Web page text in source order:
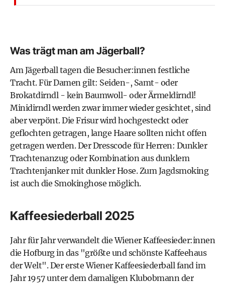
Was trägt man am Jägerball?
Am Jägerball tagen die Besucher:innen festliche
Tracht. Für Damen gilt: Seiden-, Samt- oder
Brokatdirndl - kein Baumwoll- oder Ärmeldirndl!
Minidirndl werden zwar immer wieder gesichtet, sind
aber verpönt. Die Frisur wird hochgesteckt oder
geflochten getragen, lange Haare sollten nicht offen
getragen werden. Der Dresscode für Herren: Dunkler
Trachtenanzug oder Kombination aus dunklem
Trachtenjanker mit dunkler Hose. Zum Jagdsmoking
ist auch die Smokinghose möglich.
Kaffeesiederball 2025
Jahr für Jahr verwandelt die Wiener Kaffeesieder:innen
die Hofburg in das "größte und schönste Kaffeehaus
der Welt". Der erste Wiener Kaffeesiederball fand im
Jahr 1957 unter dem damaligen Klubobmann der